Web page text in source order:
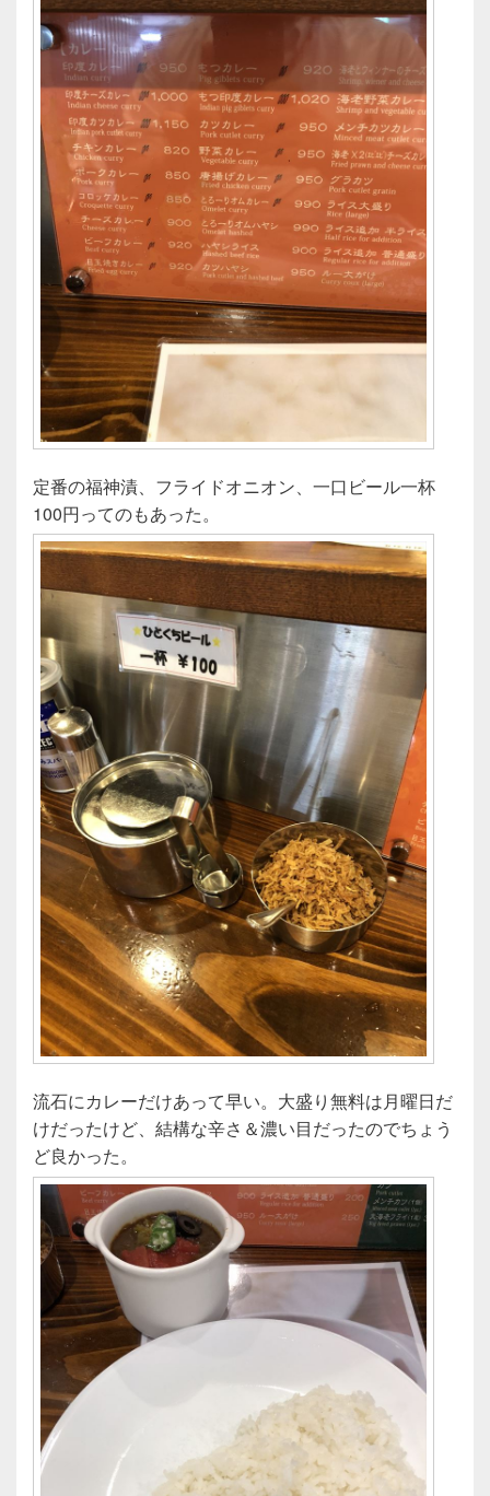
定番の福神漬、フライドオニオン、一口ビール一杯
100円ってのもあった。
流石にカレーだけあって早い。大盛り無料は月曜日だ
けだったけど、結構な辛さ＆濃い目だったのでちょう
ど良かった。